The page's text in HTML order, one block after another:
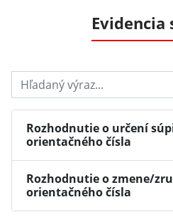
Evidencia
Hľadaný výraz...
Rozhodnutie o určení
orientačného čísla
Rozhodnutie o zmene/
orientačného čísla